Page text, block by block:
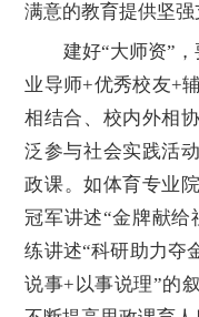
满意的教育提供坚强
建好“大师资”，
业导师+优秀校友+
相结合、校内外相
泛参与社会实践活
政课。如体育专业
冠军讲述“金牌献给
练讲述“科研助力夺
说事+以事说理”的